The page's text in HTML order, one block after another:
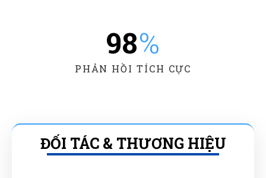
98%
PHẢN HỒI TÍCH CỰC
ĐỐI TÁC & THƯƠNG HIỆU